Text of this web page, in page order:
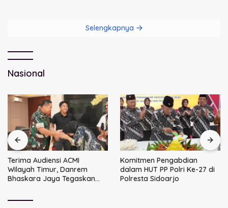
Selengkapnya
Nasional
Terima Audiensi ACMI
Wilayah Timur, Danrem
Bhaskara Jaya Tegaskan
Komitmen Pengabdian
dalam HUT PP Polri Ke-27 di
Polresta Sidoarjo